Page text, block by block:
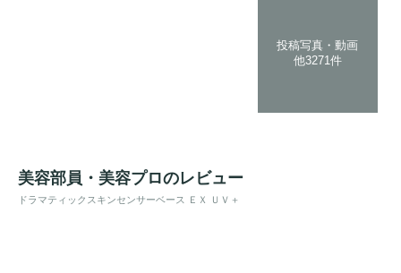
投稿写真・動画
他3271件
美容部員・美容プロのレビュー
ドラマティックスキンセンサーベース ＥＸ ＵＶ＋